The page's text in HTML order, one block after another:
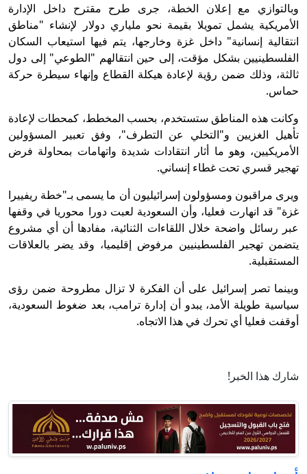
وبالتوازي مع إعلان الخطة، جرى طرح مقترح داخل الإدارة
الأمريكية يشمل تمويلا بقيمة نحو ملياري دولار لإنشاء "مناطق
انتقالية إنسانية" داخل غزة وخارجها، يتم فيها استيعاب السكان
الفلسطينيين بشكل مؤقت، إلى حين انتقالهم "الطوعي" إلى دول
ثالثة، وذلك ضمن رؤية لإعادة هيكلة القطاع وإنهاء سيطرة حركة
حماس.
وكانت هذه المناطق ستستخدم، بحسب المخطط، كمحطات لإعادة
تأهيل الغزيين و"التخلي عن التطرف"، وفق تعبير المسؤولين
الأمريكيين، وهو ما أثار انتقادات شديدة واتهامات بمحاولة فرض
تهجير قسري تحت غطاء إنساني.
ويرى مراقبون ومسؤولون إسرائيليون أن ما يسمى بـ"خطة ريفييرا
غزة" قد انهارت فعليا، وأن السعودية لعبت دورا محوريا في وقفها
عبر رسائل واضحة خلال اللقاءات الثنائية، مفادها أن أي مشروع
يتضمن تهجير الفلسطينيين مرفوض إقليميا، وقد يضر بالعلاقات
المستقبلية.
وبينما تصر إسرائيل على أن الفكرة لا تزال مطروحة ضمن رؤى
سياسية طويلة الأمد، يبدو أن إدارة ترامب، بعد ضغوط السعودية،
أوقفت فعليا أي تحرك في هذا الاتجاه.
شارك هذا الخبر!